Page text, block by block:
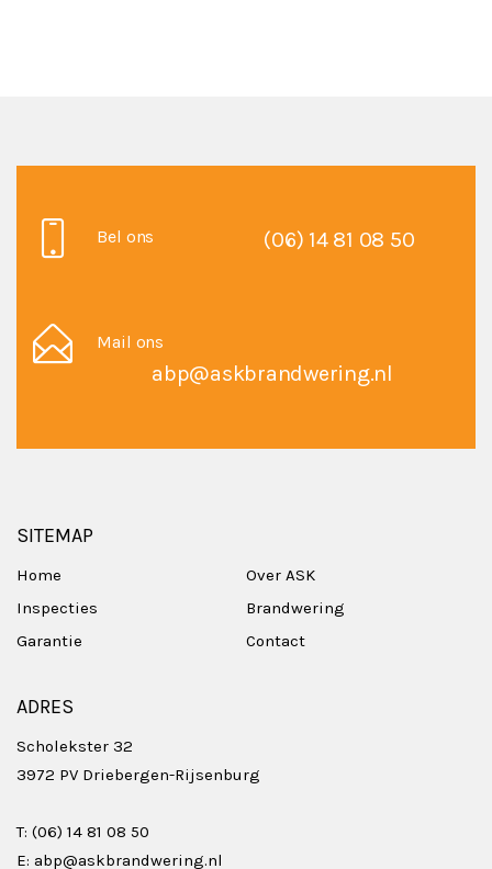
Je moet
Bel ons (06) 14 81 08 50
Mail ons
abp@askbrandwering.nl
SITEMAP
Home
Over ASK
Inspecties
Brandwering
Garantie
Contact
ADRES
Scholekster 32
3972 PV Driebergen-Rijsenburg
T: (06) 14 81 08 50
E: abp@askbrandwering.nl